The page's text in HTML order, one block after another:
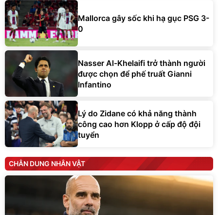
Mallorca gây sốc khi hạ gục PSG 3-
0
Nasser Al-Khelaifi trở thành người
được chọn để phế truất Gianni
Infantino
Lý do Zidane có khả năng thành
công cao hơn Klopp ở cấp độ đội
tuyển
CHÂN DUNG NHÂN VẬT